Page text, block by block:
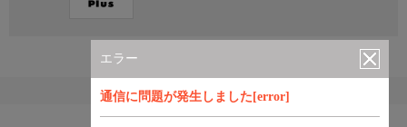
エラー
通信に問題が発生しました[error]